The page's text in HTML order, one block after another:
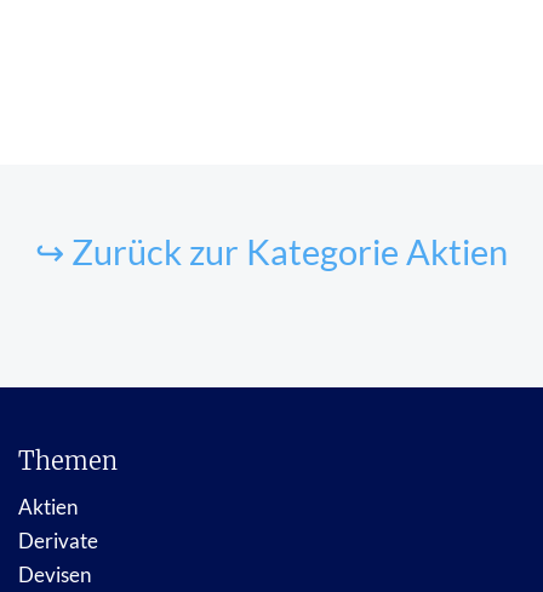
↪ Zurück zur Kategorie Aktien
Themen
Aktien
Derivate
Devisen